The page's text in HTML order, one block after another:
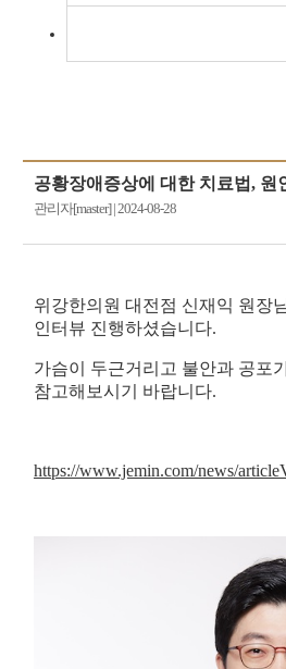
공황장애증상에 대한 치료법, 원
관리자[master]|2024-08-28
위강한의원 대전점 신재익 원장
인터뷰 진행하셨습니다.
가슴이 두근거리고 불안과 공포
참고해보시기 바랍니다.
https://www.jemin.com/news/